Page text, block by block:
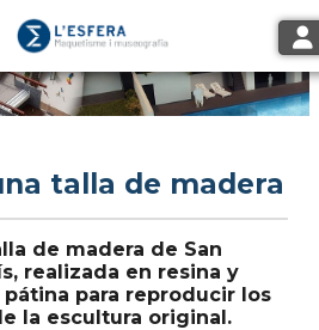
talla de madera
de madera de San
realizada en resina y
pátina para reproducir los
la escultura original.